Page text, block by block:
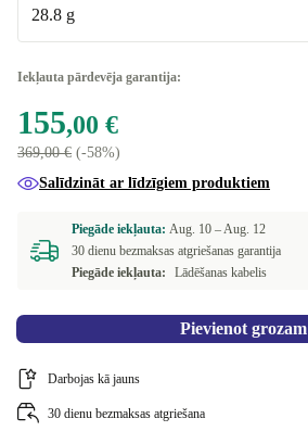
Pieejams citās konfigurācijās
pelēks
28.8 g
33.8 g
Iekļauta pārdevēja garantija:
155,00 €
369,00 € (-58%)
Salīdzināt ar līdzīgiem produktiem
Piegāde iekļauta: Aug. 10 –Aug. 12
30 dienu bezmaksas atgriešanas garantija
Piegāde iekļauta:
Lādēšanas kabelis
Pievienot grozam
Darbojas kā jauns
30 dienu bezmaksas atgriešana